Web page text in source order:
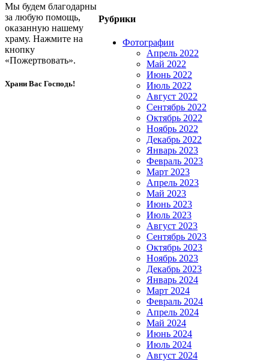
Рубрики
Фотографии
Апрель 2022
Май 2022
Июнь 2022
Июль 2022
Август 2022
Сентябрь 2022
Октябрь 2022
Ноябрь 2022
Декабрь 2022
Январь 2023
Февраль 2023
Март 2023
Апрель 2023
Май 2023
Июнь 2023
Июль 2023
Август 2023
Сентябрь 2023
Октябрь 2023
Ноябрь 2023
Декабрь 2023
Январь 2024
Март 2024
Февраль 2024
Апрель 2024
Май 2024
Июнь 2024
Июль 2024
Август 2024
Мы будем благодарны
за любую помощь,
оказанную нашему
храму. Нажмите на
кнопку
«Пожертвовать».
Храни Вас Господь!